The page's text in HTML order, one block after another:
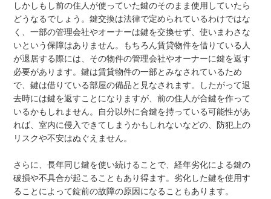
しかしもし前の住人が使っていた鍵のそのまま使用していたら
どうなるでしょう。鍵交換は法律で定められているわけではな
く、一部の管理会社やオーナーは鍵を交換せず、使いまわさな
いという保障はありません。もちろん賃貸物件を借りている人
が退居する際には、その物件の管理会社やオーナーに鍵を返す
必要があります。鍵は賃貸物件の一部とみなされているため
で、鍵は借りている部屋の備品と見なされます。したがって退
去時には鍵を返すことになりますが、前の住人が合鍵を作って
いるかもしれません。自分以外に合鍵を持っている可能性があ
れば、室内に侵入できてしまうかもしれないなどの、防犯上の
リスクや不安はぬぐえません。
さらに、長年同じ鍵を使い続けることで、経年劣化による鍵の
破損や不具合が起こることもあり得ます。劣化した鍵を使用す
ることによって錠前の故障の原因になることもあります。